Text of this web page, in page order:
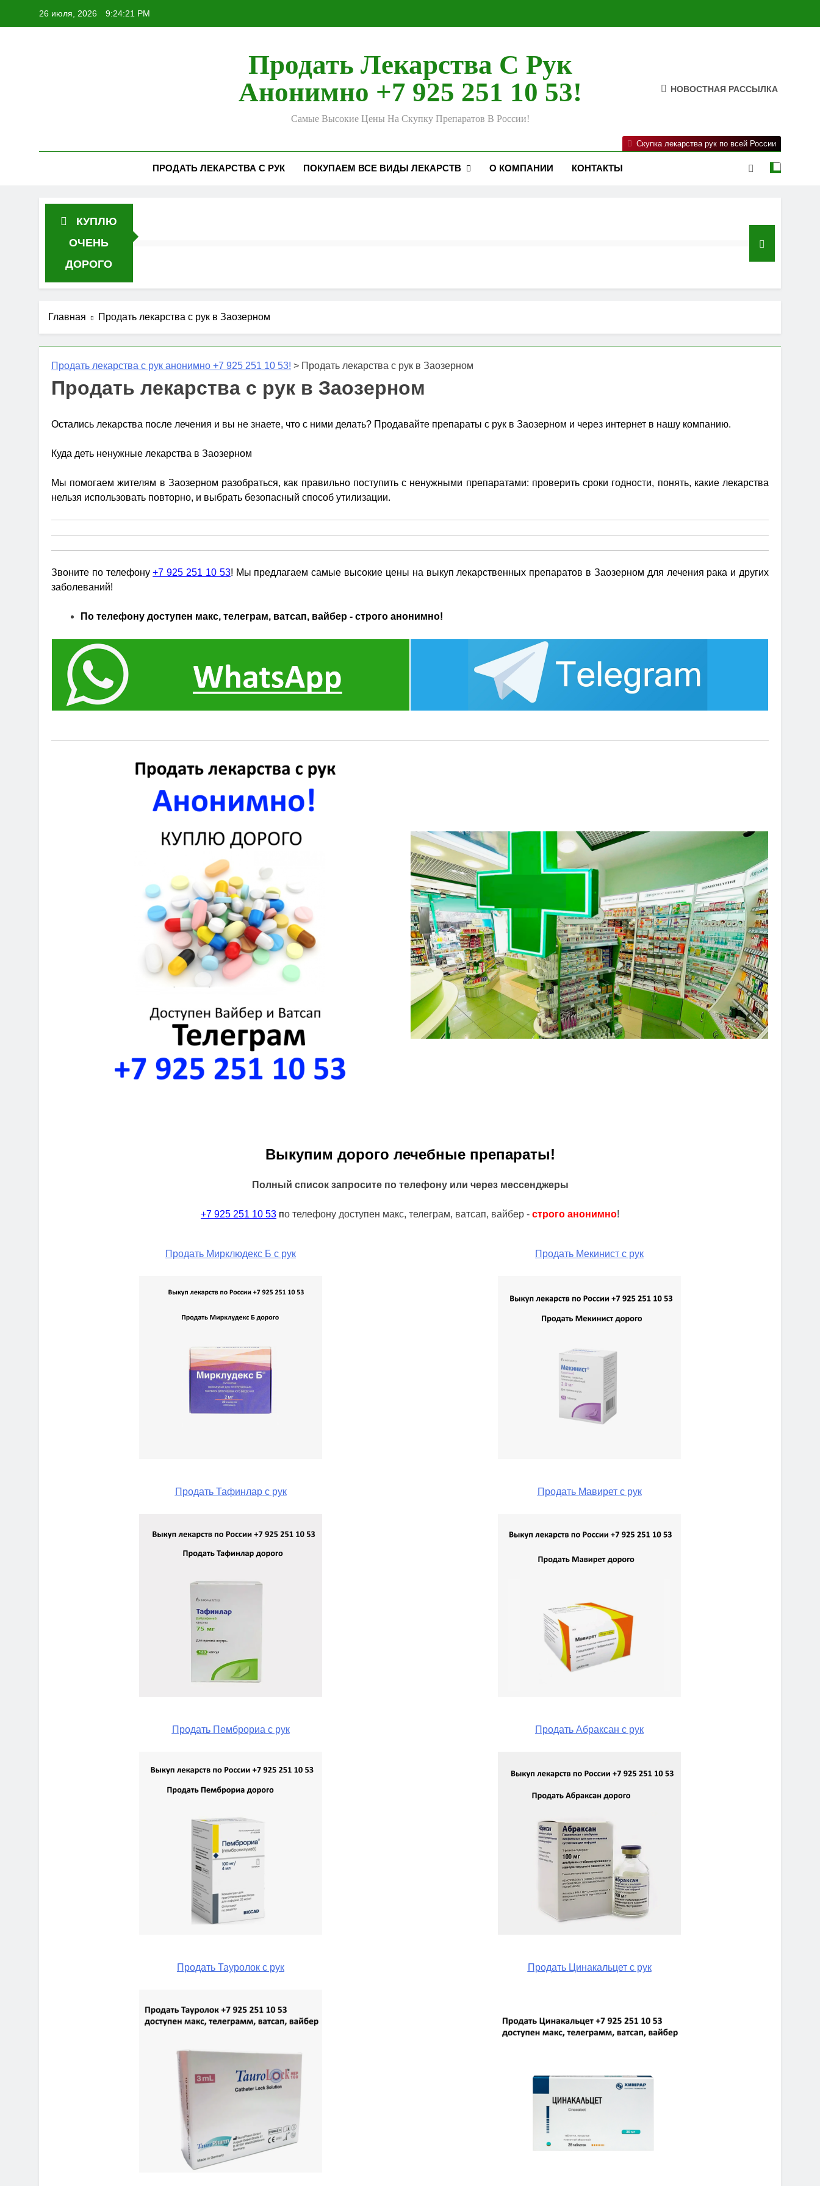
26 июля, 2026 9:24:22 PM
Продать Лекарства С Рук
Анонимно +7 925 251 10 53!
Самые Высокие Цены На Скупку Препаратов В России!
НОВОСТНАЯ РАССЫЛКА
ПРОДАТЬ ЛЕКАРСТВА С РУК ПОКУПАЕМ ВСЕ ВИДЫ ЛЕКАРСТВ О КОМПАНИИ КОНТАКТЫ
Скупка лекарства рук по всей России
КУПЛЮ
ОЧЕНЬ
ДОРОГО
Главная Продать лекарства с рук в Заозерном
Продать лекарства с рук анонимно +7 925 251 10 53! > Продать лекарства с рук в Заозерном
Продать лекарства с рук в Заозерном
Остались лекарства после лечения и вы не знаете, что с ними делать? Продавайте препараты с рук в Заозерном и через интернет в нашу компанию.
Куда деть ненужные лекарства в Заозерном
Мы помогаем жителям в Заозерном разобраться, как правильно поступить с ненужными препаратами: проверить сроки годности, понять, какие лекарства
нельзя использовать повторно, и выбрать безопасный способ утилизации.
Звоните по телефону+7 925 251 10 53! Мы предлагаем самые высокие цены на выкуп лекарственных препаратов в Заозерном для лечения рака и других
заболеваний!
По телефону доступен макс, телеграм, ватсап, вайбер - строго анонимно!
Выкупим дорого лечебные препараты!
Полный список запросите по телефону или через мессенджеры
+7 925 251 10 53 по телефону доступен макс, телеграм, ватсап, вайбер - строго анонимно!
Продать Мирклюдекс Б с рук Продать Мекинист с рук
Продать Тафинлар с рук Продать Мавирет с рук
Продать Пемброриа с рук Продать Абраксан с рук
Продать Тауролок с рук Продать Цинакальцет с рук